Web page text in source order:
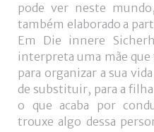
pode ver neste
também elaborado a
Em Die innere
interpreta uma mãe
para organizar a sua
de substituir, para a
o que acaba por
trouxe algo dessa